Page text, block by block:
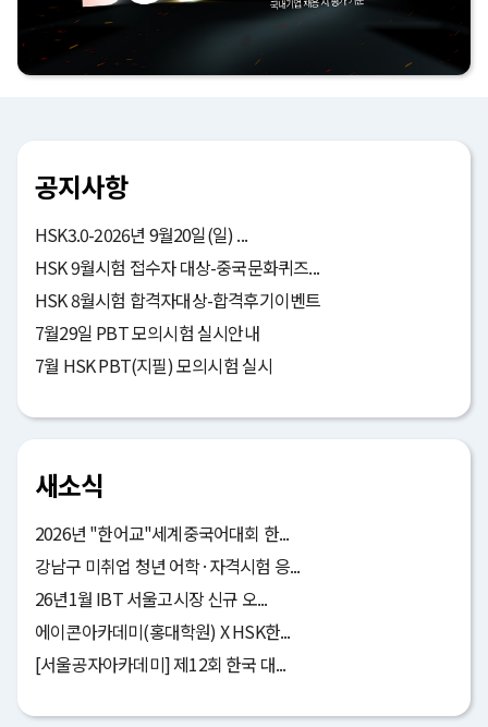
공지사항
HSK3.0-2026년 9월20일(일) ...
HSK 9월시험 접수자 대상-중국문화퀴즈...
HSK 8월시험 합격자대상-합격후기이벤트
7월29일 PBT 모의시험 실시안내
7월 HSK PBT(지필) 모의시험 실시
새소식
2026년 "한어교"세계중국어대회 한...
강남구 미취업 청년 어학·자격시험 응...
26년1월 IBT 서울고시장 신규 오...
에이콘아카데미(홍대학원) X HSK한...
[서울공자아카데미] 제12회 한국 대...